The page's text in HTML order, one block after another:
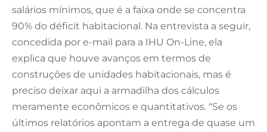
salários mínimos, que é a faixa onde se concentra
90% do déficit habitacional. Na entrevista a seguir,
concedida por e-mail para a IHU On-Line, ela
explica que houve avanços em termos de
construções de unidades habitacionais, mas é
preciso deixar aqui a armadilha dos cálculos
meramente econômicos e quantitativos. “Se os
últimos relatórios apontam a entrega de quase um